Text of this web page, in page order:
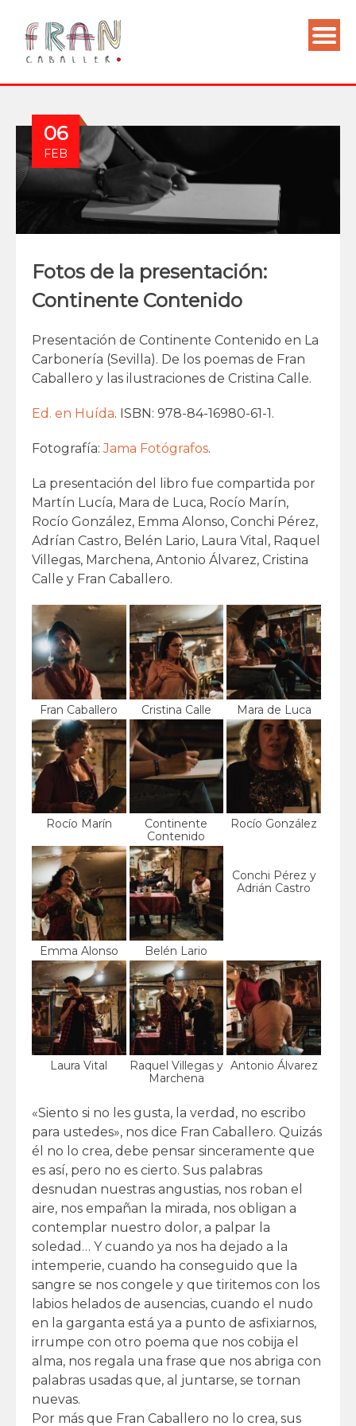
06
FEB
Fotos de la presentación:
Continente Contenido
Presentación de Continente Contenido en La
Carbonería (Sevilla). De los poemas de Fran
Caballero y las ilustraciones de Cristina Calle.
Ed. en Huída. ISBN: 978-84-16980-61-1.
Fotografía:Jama Fotógrafos.
La presentación del libro fue compartida por
Martín Lucía, Mara de Luca, Rocío Marín,
Rocío González, Emma Alonso, Conchi Pérez,
Adrían Castro, Belén Lario, Laura Vital, Raquel
Villegas, Marchena, Antonio Álvarez, Cristina
Calle y Fran Caballero.
Fran Caballero Cristina Calle Mara de Luca
Rocío Marín
Continente
Contenido
Rocío González
Emma Alonso Belén Lario
Conchi Pérez y
Adrián Castro
Laura Vital
Raquel Villegas y
Marchena
Antonio Álvarez
«Siento si no les gusta, la verdad, no escribo
para ustedes», nos dice Fran Caballero. Quizás
él no lo crea, debe pensar sinceramente que
es así, pero no es cierto. Sus palabras
desnudan nuestras angustias, nos roban el
aire, nos empañan la mirada, nos obligan a
contemplar nuestro dolor, a palpar la
soledad… Y cuando ya nos ha dejado a la
intemperie, cuando ha conseguido que la
sangre se nos congele y que tiritemos con los
labios helados de ausencias, cuando el nudo
en la garganta está ya a punto de asfixiarnos,
irrumpe con otro poema que nos cobija el
alma, nos regala una frase que nos abriga con
palabras usadas que, al juntarse, se tornan
nuevas.
Por más que Fran Caballero no lo crea, sus